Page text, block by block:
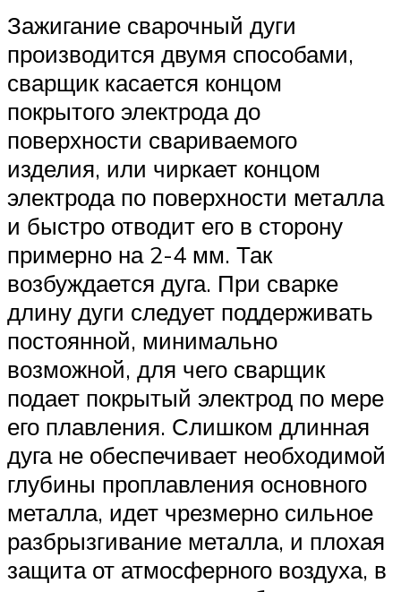
Зажигание сварочный дуги
производится двумя способами,
сварщик касается концом
покрытого электрода до
поверхности свариваемого
изделия, или чиркает концом
электрода по поверхности металла
и быстро отводит его в сторону
примерно на 2-4 мм. Так
возбуждается дуга. При сварке
длину дуги следует поддерживать
постоянной, минимально
возможной, для чего сварщик
подает покрытый электрод по мере
его плавления. Слишком длинная
дуга не обеспечивает необходимой
глубины проплавления основного
металла, идет чрезмерно сильное
разбрызгивание металла, и плохая
защита от атмосферного воздуха, в